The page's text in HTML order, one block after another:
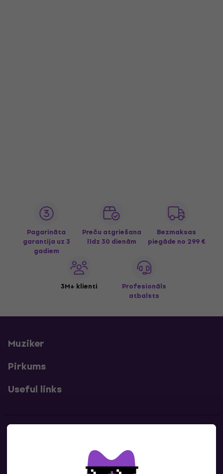
Pagarināta
garantija uz 3
gadiem
Preču atgriešana
līdz 30 dienām
Bezmaksas
piegāde no 299 €
3M+ klienti
Profesionāls
atbalsts
Muziker
Pirkums
Useful links
Sazinies ar mums